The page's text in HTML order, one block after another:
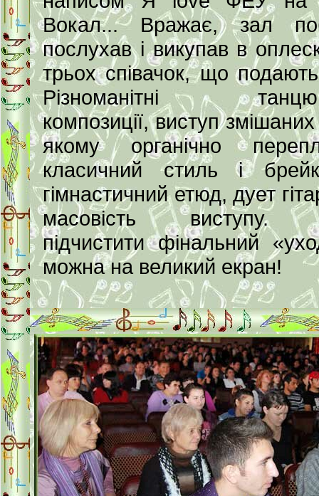
Вокал... Вражає, зал
послухав і викупав в
трьох співачок, що подають
Різноманітні
композиції, виступ
якому органічно
класичний стиль і
гімнастичний етюд, дует
масовість виступу.
підчистити фінальний
можна на великий екран!